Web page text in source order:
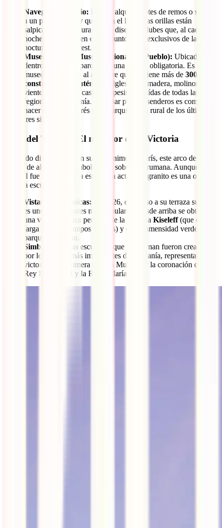
Navegación y Ocio: Puedes alquilar botes de remos o subirte
a un pequeño ferry que cruza el lago. Las orillas están
salpicadas de restaurantes de diseño y clubes que, al caer la
noche, se convierten en los puntos más exclusivos de la vida
nocturna de Bucarest.
Museo Satului (Museo Nacional del Pueblo): Ubicado
dentro del mismo parque, es una parada obligatoria. Es un
museo etnográfico al aire libre que contiene más de 300
construcciones auténticas
(iglesias de madera, molinos de
viento, graneros y casas campesinas) traídas de todas las
regiones de Rumanía. Caminar por sus senderos es como
hacer un viaje exprés por la arquitectura rural de los últimos
tres siglos.
Arco del Triunfo: El mirador de la Victoria
Inspirado directamente en su homónimo de París, este arco de 27
metros de altura es el símbolo de la soberanía rumana. Aunque el
original fue de madera, la estructura actual de granito es una obra
maestra escultórica.
Vistas Panorámicas: En 2026, el acceso a su terraza superior
es uno de los planes más populares. Desde arriba se obtiene
una vista simétrica perfecta de la avenida Kiseleff(que es más
larga que los Campos Elíseos) y de la inmensidad verde del
parque Herăstrau.
Simbolismo:
Las esculturas que lo adornan fueron creadas
por los artistas más importantes de Rumanía, representando la
victoria en la Primera Guerra Mundial y la coronación del
Rey Fernando I y la Reina María.